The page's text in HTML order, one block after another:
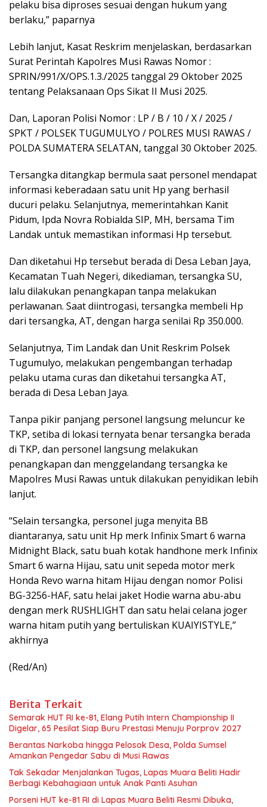
pelaku bisa diproses sesuai dengan hukum yang
berlaku,” paparnya
Lebih lanjut, Kasat Reskrim menjelaskan, berdasarkan
Surat Perintah Kapolres Musi Rawas Nomor :
SPRIN/991/X/OPS.1.3./2025 tanggal 29 Oktober 2025
tentang Pelaksanaan Ops Sikat II Musi 2025.
Dan, Laporan Polisi Nomor : LP / B / 10 / X / 2025 /
SPKT / POLSEK TUGUMULYO / POLRES MUSI RAWAS /
POLDA SUMATERA SELATAN, tanggal 30 Oktober 2025.
Tersangka ditangkap bermula saat personel mendapat
informasi keberadaan satu unit Hp yang berhasil
ducuri pelaku. Selanjutnya, memerintahkan Kanit
Pidum, Ipda Novra Robialda SIP, MH, bersama Tim
Landak untuk memastikan informasi Hp tersebut.
Dan diketahui Hp tersebut berada di Desa Leban Jaya,
Kecamatan Tuah Negeri, dikediaman, tersangka SU,
lalu dilakukan penangkapan tanpa melakukan
perlawanan. Saat diintrogasi, tersangka membeli Hp
dari tersangka, AT, dengan harga senilai Rp 350.000.
Selanjutnya, Tim Landak dan Unit Reskrim Polsek
Tugumulyo, melakukan pengembangan terhadap
pelaku utama curas dan diketahui tersangka AT,
berada di Desa Leban Jaya.
Tanpa pikir panjang personel langsung meluncur ke
TKP, setiba di lokasi ternyata benar tersangka berada
di TKP, dan personel langsung melakukan
penangkapan dan menggelandang tersangka ke
Mapolres Musi Rawas untuk dilakukan penyidikan lebih
lanjut.
“Selain tersangka, personel juga menyita BB
diantaranya, satu unit Hp merk Infinix Smart 6 warna
Midnight Black, satu buah kotak handhone merk Infinix
Smart 6 warna Hijau, satu unit sepeda motor merk
Honda Revo warna hitam Hijau dengan nomor Polisi
BG-3256-HAF, satu helai jaket Hodie warna abu-abu
dengan merk RUSHLIGHT dan satu helai celana joger
warna hitam putih yang bertuliskan KUAIYISTYLE,”
akhirnya
(Red/An)
Berita Terkait
Semarak HUT RI ke-81, Elang Putih Intern Championship II
Digelar, 65 Pesilat Siap Buru Prestasi Menuju Porprov 2027
Berantas Narkoba hingga Pelosok Desa, Polda Sumsel
Amankan Pengedar Sabu di Musi Rawas
Tak Sekadar Menjalankan Tugas, Lapas Muara Beliti Hadir
Berbagi Kebahagiaan untuk Anak Panti Asuhan
Porseni HUT ke-81 RI di Lapas Muara Beliti Resmi Dibuka,